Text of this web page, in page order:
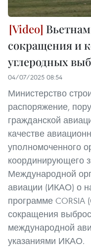
сокращения и
углеродных
04/07/2025 08:54
Министерство
распоряжение,
гражданской
качестве
уполномоченного
координирующего
Международной
авиации (ИКАО) о
программе
сокращения
международной
указаниями ИКАО.